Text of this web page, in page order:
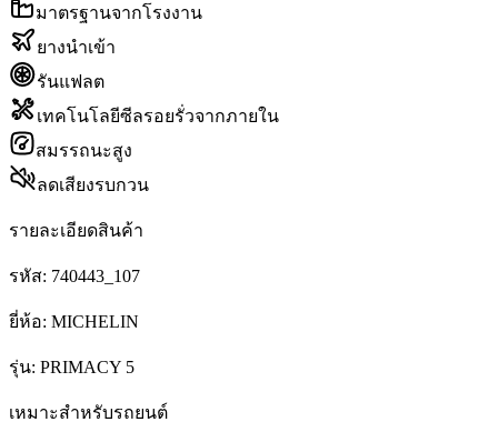
มาตรฐานจากโรงงาน
ยางนำเข้า
รันแฟลต
เทคโนโลยีซีลรอยรั่วจากภายใน
สมรรถนะสูง
ลดเสียงรบกวน
รายละเอียดสินค้า
รหัส: 740443_107
ยี่ห้อ: MICHELIN
รุ่น: PRIMACY 5
เหมาะสำหรับรถยนต์